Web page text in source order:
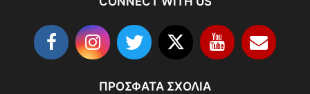
ΠΡΌΣΦΑΤΑ ΣΧΌΛΙΑ